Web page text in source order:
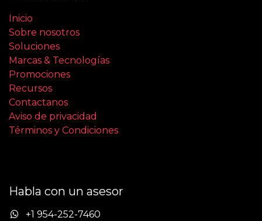
Inicio
Sobre nosotros
Soluciones
Marcas & Tecnologías
Promociones
Recursos
Contactanos
Aviso de privacidad
Términos y Condiciones
Habla con un asesor
+1 954-252-7460